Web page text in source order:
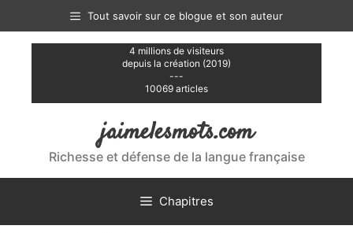
contenu
Tout savoir sur ce blogue et son auteur
4 millions de visiteurs
depuis la création (2019)
---
10069 articles
jaimelesmots.com
Richesse et défense de la langue française
Chapitres